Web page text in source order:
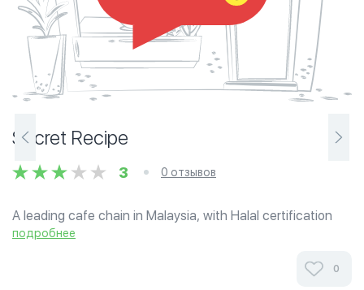
Secret Recipe
3 0 отзывов
A leading cafe chain in Malaysia, with Halal certification
awarded by Jabatan Kemajuan Islam Malaysia (JAKIM),
подробнее
0